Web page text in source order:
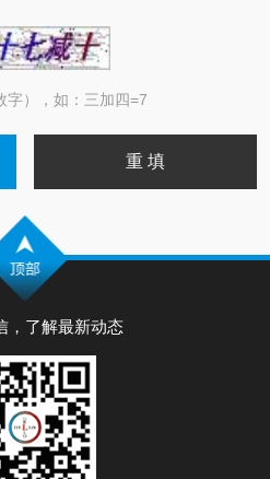
字），如：三加四=7
，了解最新动态